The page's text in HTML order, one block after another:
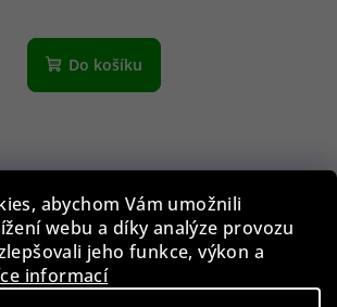
abychom Vám umožnili
webu a díky analýze provozu
jeho funkce, výkon a
informací
Do košíku